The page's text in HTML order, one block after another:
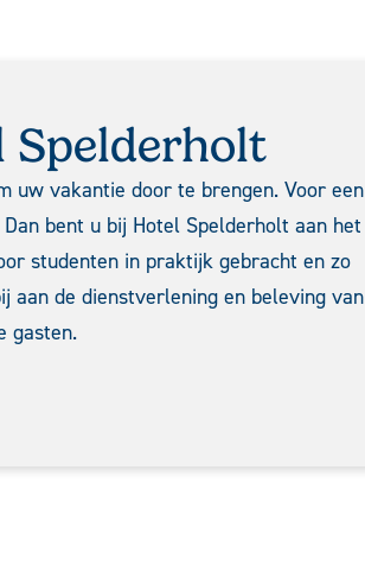
Spelderholt
uw vakantie door te brengen. Voor een
bent u bij Hotel Spelderholt aan het
studenten in praktijk gebracht en zo
aan de dienstverlening en beleving van
gasten.